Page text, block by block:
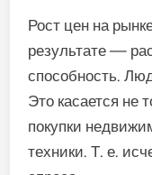
Рост цен на
результате —
способность.
Это касается не
покупки
техники. Т. е.